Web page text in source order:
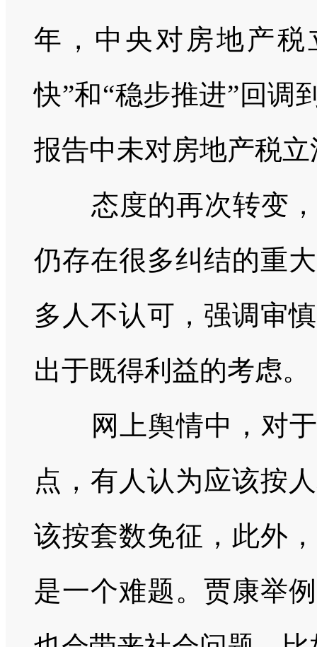
年，中央对房地产
快”和“稳步推进”回调
报告中未对房地产税
态度的再次转变
仍存在很多纠结的重
多人不认可，强调审
出于既得利益的考虑。
网上舆情中，对
点，有人认为应该按
该按套数免征，此外
是一个难题。贾康举